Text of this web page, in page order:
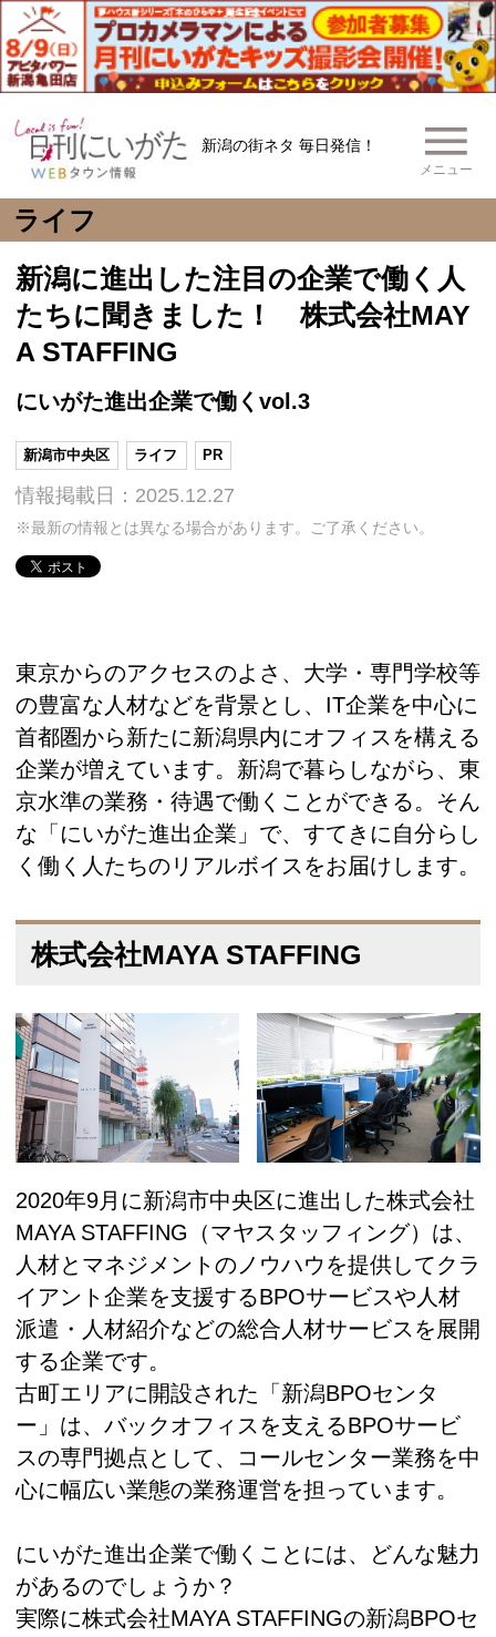
新潟の街ネタ 毎日発信！
メニュー
ライフ
新潟に進出した注目の企業で働く人
たちに聞きました！ 株式会社MAY
A STAFFING
にいがた進出企業で働くvol.3
新潟市中央区 ライフ PR
情報掲載日：2025.12.27
※最新の情報とは異なる場合があります。ご了承ください。
東京からのアクセスのよさ、大学・専門学校等
の豊富な人材などを背景とし、IT企業を中心に
首都圏から新たに新潟県内にオフィスを構える
企業が増えています。新潟で暮らしながら、東
京水準の業務・待遇で働くことができる。そん
な「にいがた進出企業」で、すてきに自分らし
く働く人たちのリアルボイスをお届けします。
株式会社MAYA STAFFING
2020年9月に新潟市中央区に進出した株式会社
MAYA STAFFING（マヤスタッフィング）は、
人材とマネジメントのノウハウを提供してクラ
イアント企業を支援するBPOサービスや人材
派遣・人材紹介などの総合人材サービスを展開
する企業です。
古町エリアに開設された「新潟BPOセンタ
ー」は、バックオフィスを支えるBPOサービ
スの専門拠点として、コールセンター業務を中
心に幅広い業態の業務運営を担っています。
にいがた進出企業で働くことには、どんな魅力
があるのでしょうか？
実際に株式会社MAYA STAFFINGの新潟BPOセ